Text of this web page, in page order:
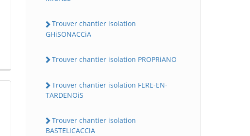
Trouver chantier isolation
GHiSONACCiA
Trouver chantier isolation PROPRiANO
Trouver chantier isolation FERE-EN-
TARDENOiS
Trouver chantier isolation
BASTELiCACCiA